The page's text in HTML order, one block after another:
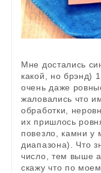
Мне достались
какой, но брэнд)
очень даже
жаловались что
обработки,
их пришлось
повезло, камни у
диапазона). Что
число, тем выше
скажу что по